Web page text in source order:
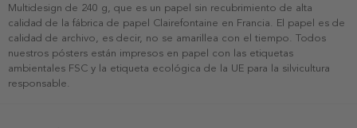
Multidesign de 240 g, que es un papel sin recubrimiento de alta
calidad de la fábrica de papel Clairefontaine en Francia. El papel es de
calidad de archivo, es decir, no se amarillea con el tiempo. Todos
nuestros pósters están impresos en papel con las etiquetas
ambientales FSC y la etiqueta ecológica de la UE para la silvicultura
responsable.